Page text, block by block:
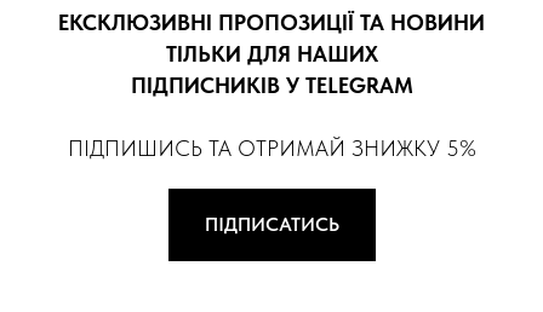
ЕКСКЛЮЗИВНІ ПРОПОЗИЦІЇ ТА НОВИНИ
ТІЛЬКИ ДЛЯ НАШИХ
ПІДПИСНИКІВ У TELEGRAM
ПІДПИШИСЬ ТА ОТРИМАЙ ЗНИЖКУ 5%
ПІДПИСАТИСЬ